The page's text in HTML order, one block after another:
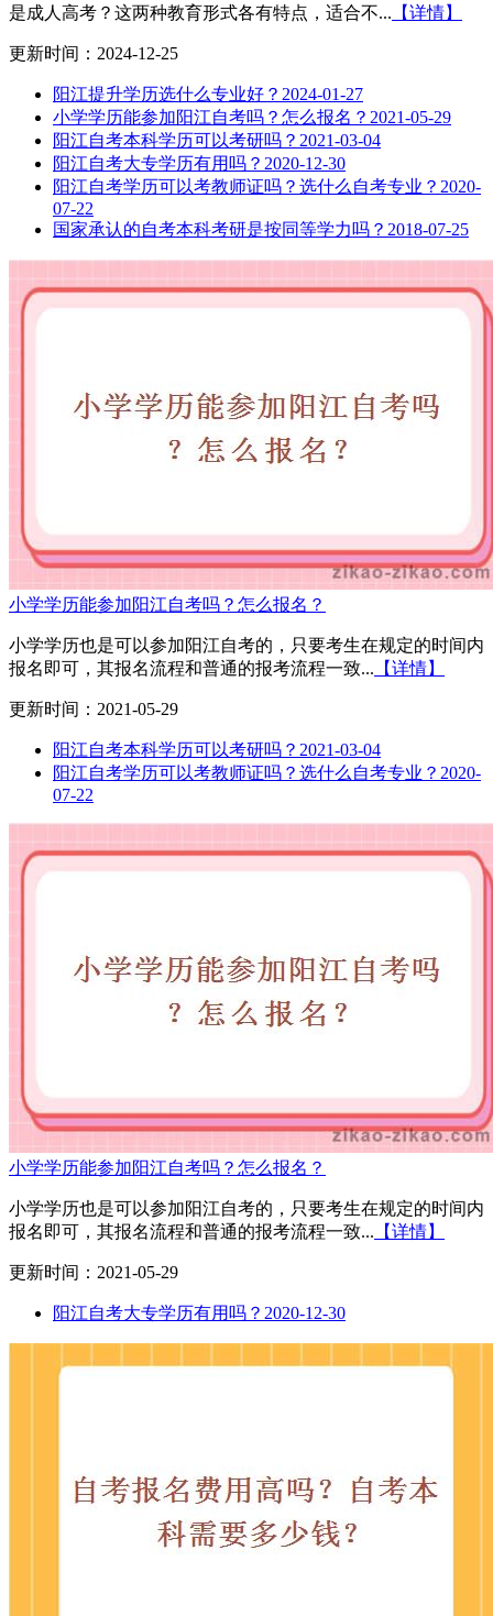
是成人高考？这两种教育形式各有特点，适合不... 【详情】
更新时间：2024-12-25
阳江提升学历选什么专业好？ 2024-01-27
小学学历能参加阳江自考吗？怎么报名？ 2021-05-29
阳江自考本科学历可以考研吗？ 2021-03-04
阳江自考大专学历有用吗？ 2020-12-30
阳江自考学历可以考教师证吗？选什么自考专业？ 2020-
07-22
国家承认的自考本科考研是按同等学力吗？ 2018-07-25
小学学历能参加阳江自考吗？怎么报名？
小学学历也是可以参加阳江自考的，只要考生在规定的时间内
报名即可，其报名流程和普通的报考流程一致... 【详情】
更新时间：2021-05-29
阳江自考本科学历可以考研吗？ 2021-03-04
阳江自考学历可以考教师证吗？选什么自考专业？ 2020-
07-22
小学学历能参加阳江自考吗？怎么报名？
小学学历也是可以参加阳江自考的，只要考生在规定的时间内
报名即可，其报名流程和普通的报考流程一致... 【详情】
更新时间：2021-05-29
阳江自考大专学历有用吗？ 2020-12-30